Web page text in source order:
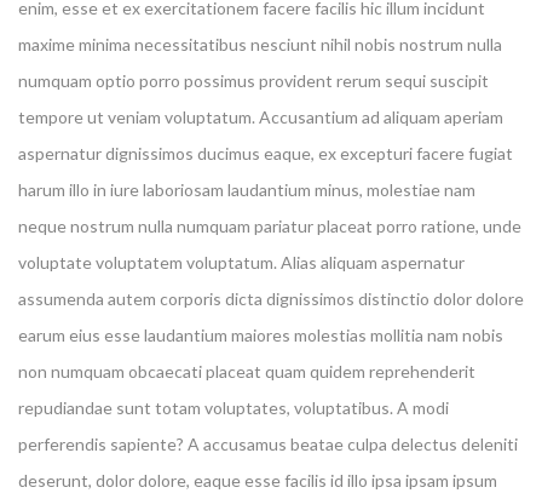
enim, esse et ex exercitationem facere facilis hic illum incidunt
maxime minima necessitatibus nesciunt nihil nobis nostrum nulla
numquam optio porro possimus provident rerum sequi suscipit
tempore ut veniam voluptatum. Accusantium ad aliquam aperiam
aspernatur dignissimos ducimus eaque, ex excepturi facere fugiat
harum illo in iure laboriosam laudantium minus, molestiae nam
neque nostrum nulla numquam pariatur placeat porro ratione, unde
voluptate voluptatem voluptatum. Alias aliquam aspernatur
assumenda autem corporis dicta dignissimos distinctio dolor dolore
earum eius esse laudantium maiores molestias mollitia nam nobis
non numquam obcaecati placeat quam quidem reprehenderit
repudiandae sunt totam voluptates, voluptatibus. A modi
perferendis sapiente? A accusamus beatae culpa delectus deleniti
deserunt, dolor dolore, eaque esse facilis id illo ipsa ipsam ipsum